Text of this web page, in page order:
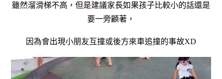
雖然溜滑梯不高，但是建議家長如果孩子比較小的話還是
要一旁顧著，
因為會出現小朋友互撞或後方來車追撞的事故XD